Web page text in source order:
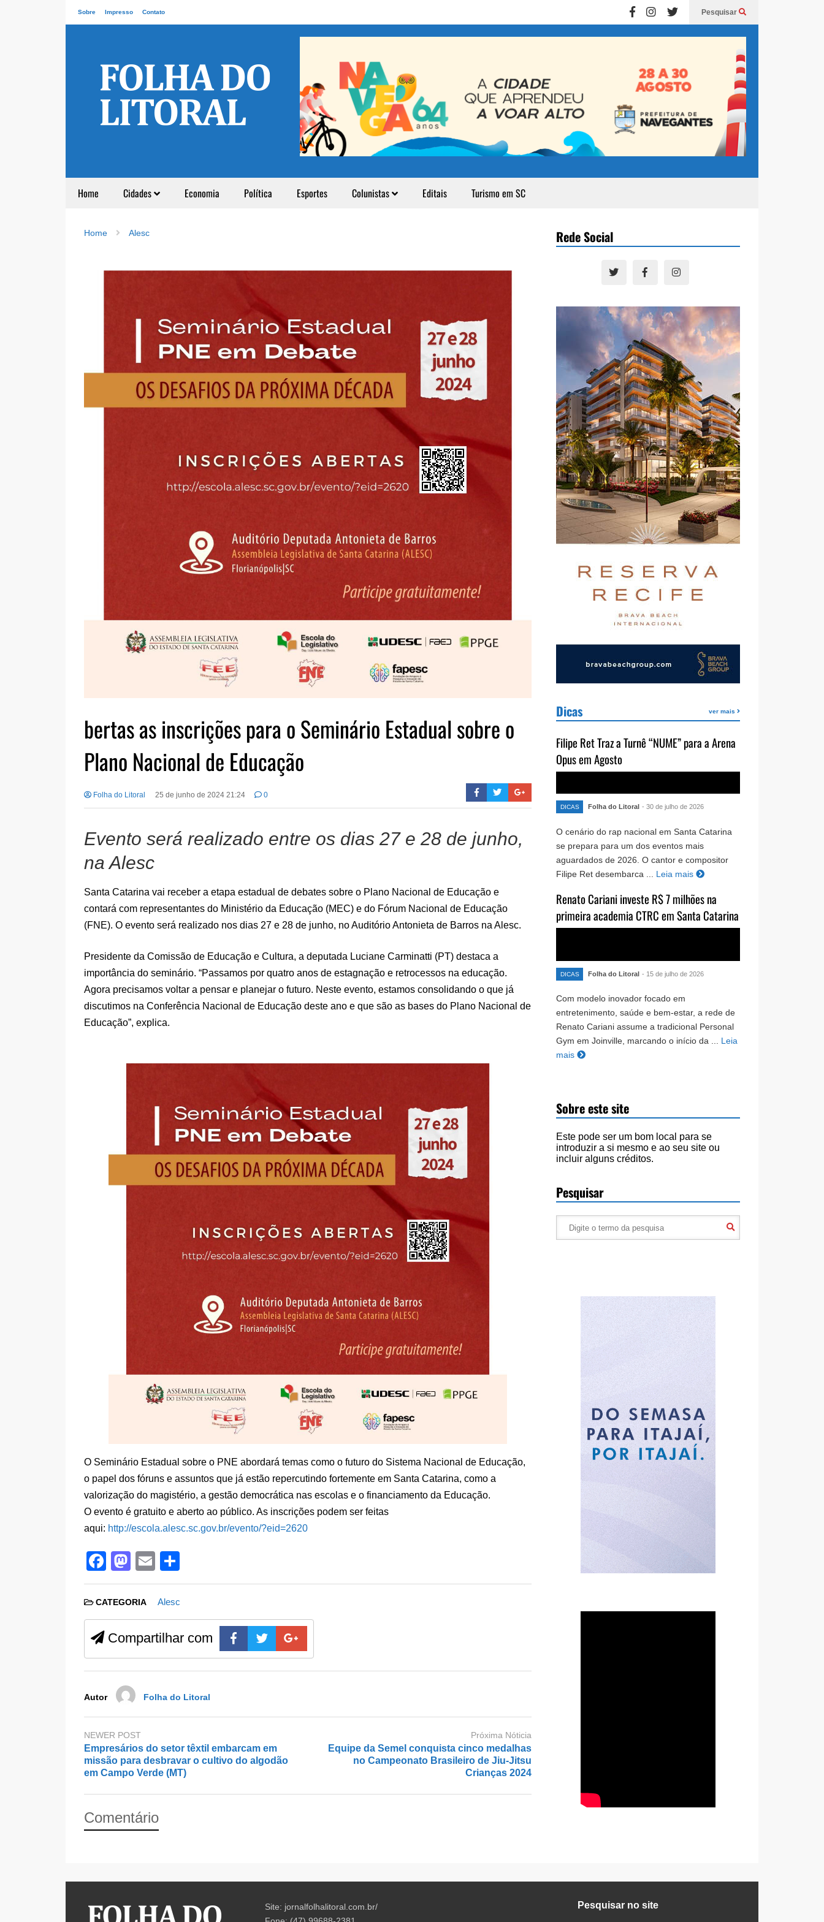
Sobre Impresso Contato Pesquisar
Home Cidades Economia Política Esportes Colunistas Editais Turismo em SC
Home Alesc
bertas as inscrições para o Seminário Estadual sobre o
Plano Nacional de Educação
Folha do Litoral 25 de junho de 2024 21:24 0
Evento será realizado entre os dias 27 e 28 de junho,
na Alesc
Santa Catarina vai receber a etapa estadual de debates sobre o Plano Nacional de Educação e
contará com representantes do Ministério da Educação (MEC) e do Fórum Nacional de Educação
(FNE). O evento será realizado nos dias 27 e 28 de junho, no Auditório Antonieta de Barros na Alesc.
Presidente da Comissão de Educação e Cultura, a deputada Luciane Carminatti (PT) destaca a
importância do seminário. “Passamos por quatro anos de estagnação e retrocessos na educação.
Agora precisamos voltar a pensar e planejar o futuro. Neste evento, estamos consolidando o que já
discutimos na Conferência Nacional de Educação deste ano e que são as bases do Plano Nacional de
Educação”, explica.
O Seminário Estadual sobre o PNE abordará temas como o futuro do Sistema Nacional de Educação,
o papel dos fóruns e assuntos que já estão repercutindo fortemente em Santa Catarina, como a
valorização do magistério, a gestão democrática nas escolas e o financiamento da Educação.
O evento é gratuito e aberto ao público. As inscrições podem ser feitas
aqui: http://escola.alesc.sc.gov.br/evento/?eid=2620
F
a
c
e
b
o
o
k
M
a
st
o
d
o
n
E
m
ail
h
e
CATEGORIA Alesc
Compartilhar com
Autor Folha do Litoral
NEWER POST
Empresários do setor têxtil embarcam em
missão para desbravar o cultivo do algodão
em Campo Verde (MT)
Próxima Nóticia
Equipe da Semel conquista cinco medalhas
no Campeonato Brasileiro de Jiu-Jitsu
Crianças 2024
Comentário
Rede Social
Dicas ver mais
Filipe Ret Traz a Turnê “NUME” para a Arena
Opus em Agosto
DICAS Folha do Litoral - 30 de julho de 2026
O cenário do rap nacional em Santa Catarina
se prepara para um dos eventos mais
aguardados de 2026. O cantor e compositor
Filipe Ret desembarca ...
Leia mais
Renato Cariani investe R$ 7 milhões na
primeira academia CTRC em Santa Catarina
DICAS Folha do Litoral - 15 de julho de 2026
Com modelo inovador focado em
entretenimento, saúde e bem-estar, a rede de
Renato Cariani assume a tradicional Personal
Gym em Joinville, marcando o início da ... Leia
mais
Sobre este site
Este pode ser um bom local para se
introduzir a si mesmo e ao seu site ou
incluir alguns créditos.
Pesquisar
Site: jornalfolhalitoral.com.br/
Pesquisar no site